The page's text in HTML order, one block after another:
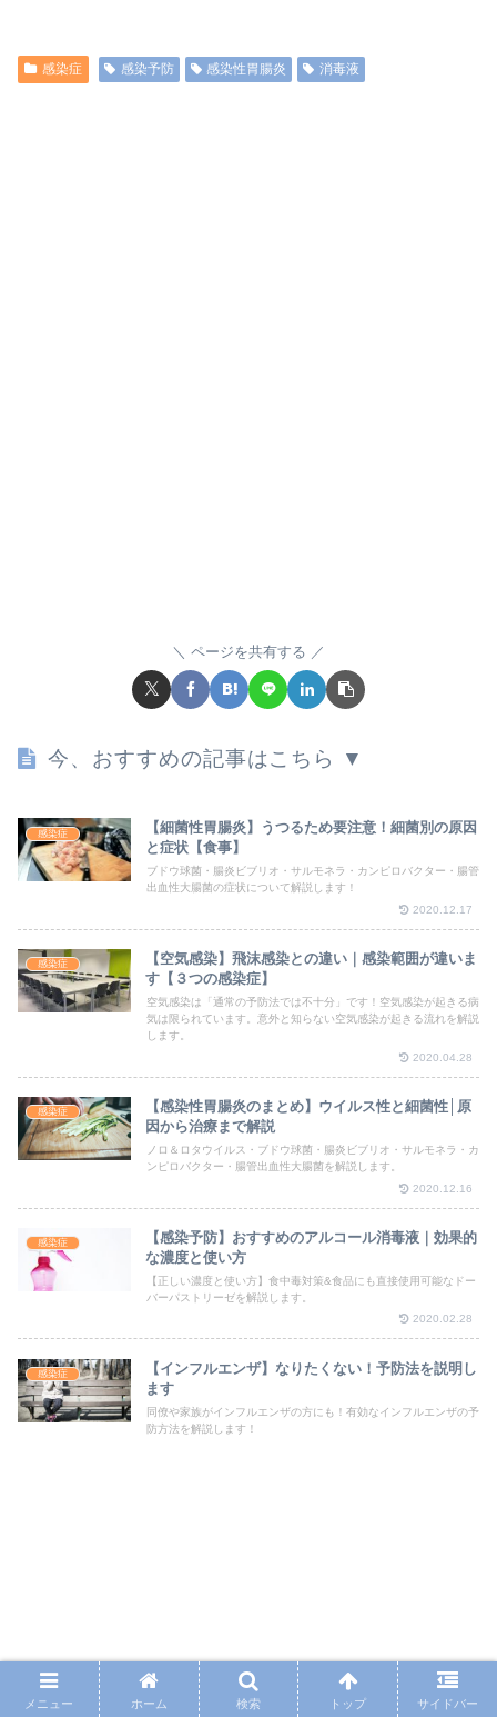
感染症 感染予防 感染性胃腸炎 消毒液
ページを共有する
今、おすすめの記事はこちら ▼
感染症
【細菌性胃腸炎】うつるため要注意！細菌別の原因
と症状【食事】
ブドウ球菌・腸炎ビブリオ・サルモネラ・カンピロバクター・腸管
出血性大腸菌の症状について解説します！
2020.12.17
感染症
【空気感染】飛沫感染との違い｜感染範囲が違いま
す【３つの感染症】
空気感染は「通常の予防法では不十分」です！空気感染が起きる病
気は限られています。意外と知らない空気感染が起きる流れを解説
します。
2020.04.28
感染症
【感染性胃腸炎のまとめ】ウイルス性と細菌性│原
因から治療まで解説
ノロ＆ロタウイルス・ブドウ球菌・腸炎ビブリオ・サルモネラ・カ
ンピロバクター・腸管出血性大腸菌を解説します。
2020.12.16
感染症
【感染予防】おすすめのアルコール消毒液｜効果的
な濃度と使い方
【正しい濃度と使い方】食中毒対策&食品にも直接使用可能なドー
バーパストリーゼを解説します。
2020.02.28
感染症
【インフルエンザ】なりたくない！予防法を説明し
ます
同僚や家族がインフルエンザの方にも！有効なインフルエンザの予
防方法を解説します！
メニュー ホーム 検索 トップ サイドバー